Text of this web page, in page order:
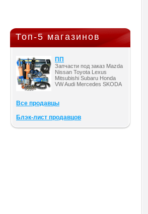
Топ-5 магазинов
ПП
Запчасти под заказ Mazda
Nissan Toyota Lexus
Mitsubishi Subaru Honda
VW Audi Mercedes SKODA
Все продавцы
Блэк-лист продавцов